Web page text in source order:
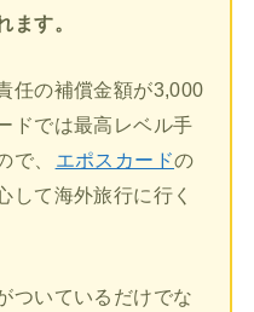
ます。
任の補償金額が3,000
ドでは最高レベル手
で、
エポスカードの
して海外旅行に行く
ついているだけでな